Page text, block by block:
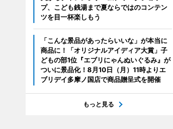
プ、こども銭湯まで夏ならではのコンテン
ツを目一杯楽しもう
「こんな景品があったらいいな」が本当に
商品に！「オリジナルアイディア大賞」子
どもの部1位『エブリにゃんぬいぐるみ』が
ついに景品化！8月10日（月）11時よりエ
ブリデイ多摩ノ国店で商品贈呈式を開催
もっと見る